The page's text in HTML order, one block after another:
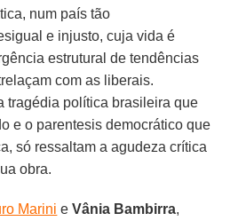
num país tão
e injusto, cuja vida é
estrutural de tendências
com as liberais.
tragédia política brasileira que
e o parentesis democrático que
só ressaltam a agudeza crítica
obra.
Marini eVânia Bambirra,